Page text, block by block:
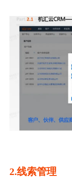
2.线索管理